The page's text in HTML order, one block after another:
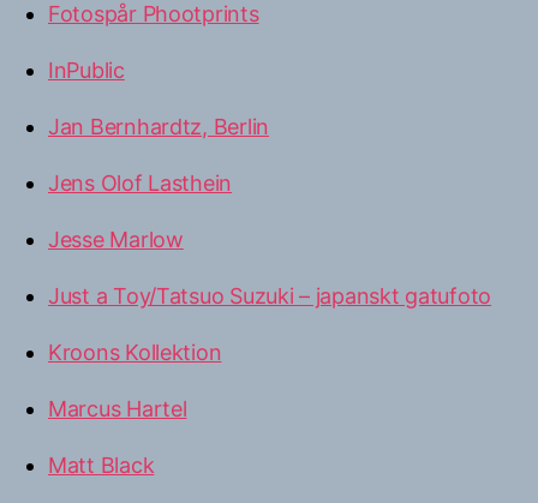
Fotospår Phootprints
InPublic
Jan Bernhardtz, Berlin
Jens Olof Lasthein
Jesse Marlow
Just a Toy/Tatsuo Suzuki – japanskt gatufoto
Kroons Kollektion
Marcus Hartel
Matt Black